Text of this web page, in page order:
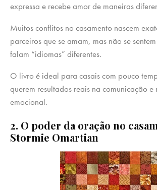
expressa e recebe amor de maneiras
Muitos conflitos no casamento nascem
parceiros que se amam, mas não se
falam “idiomas” diferentes.
O livro é ideal para casais com pouco
querem resultados reais na comunicação e
emocional.
2. O poder da oração no
Stormie Omartian